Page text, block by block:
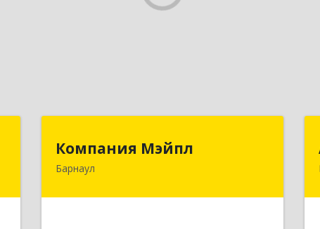
Компания Мэйпл
Барнаул
Компания Мэйпл
656038, Алтайский край, Барнаул г,